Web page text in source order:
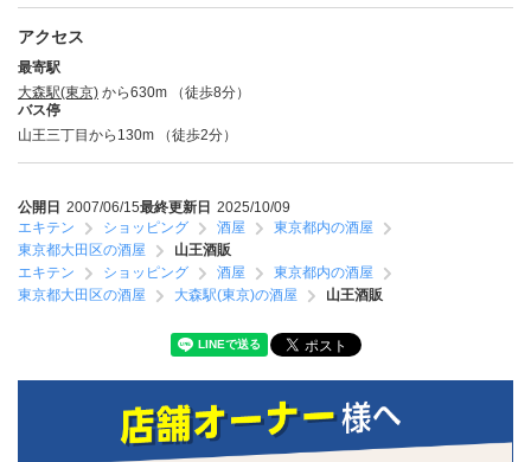
アクセス
最寄駅
大森駅(東京) から630m （徒歩8分）
バス停
山王三丁目から130m （徒歩2分）
公開日 2007/06/15最終更新日 2025/10/09
エキテン
ショッピング 酒屋
東京都内の酒屋
東京都大田区の酒屋
山王酒販
エキテン
ショッピング 酒屋
東京都内の酒屋
東京都大田区の酒屋
大森駅(東京)の酒屋 山王酒販